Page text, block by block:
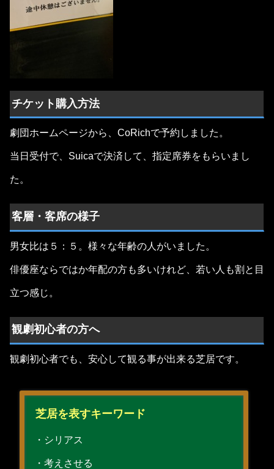
チケット購入方法
劇団ホームページから、CoRichで予約しました。
当日受付で、Suicaで決済して、指定席券をもらいまし
た。
客層・客席の様子
男女比は５：５。様々な年齢の人がいました。
俳優座ならではか年配の方も多いけれど、若い人も割と目
立つ感じ。
観劇初心者の方へ
観劇初心者でも、安心して観る事が出来る芝居です。
芝居を表すキーワード
・シリアス
・考えさせる